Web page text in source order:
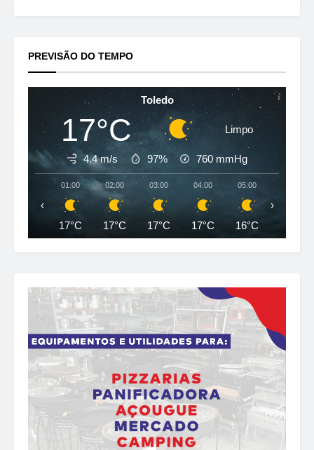
PREVISÃO DO TEMPO
Toledo
17°C Limpo
4.4 m/s 97% 760 mmHg
01:00
17°C
02:00
17°C
03:00
17°C
04:00
17°C
05:00
16°C
‹ ›